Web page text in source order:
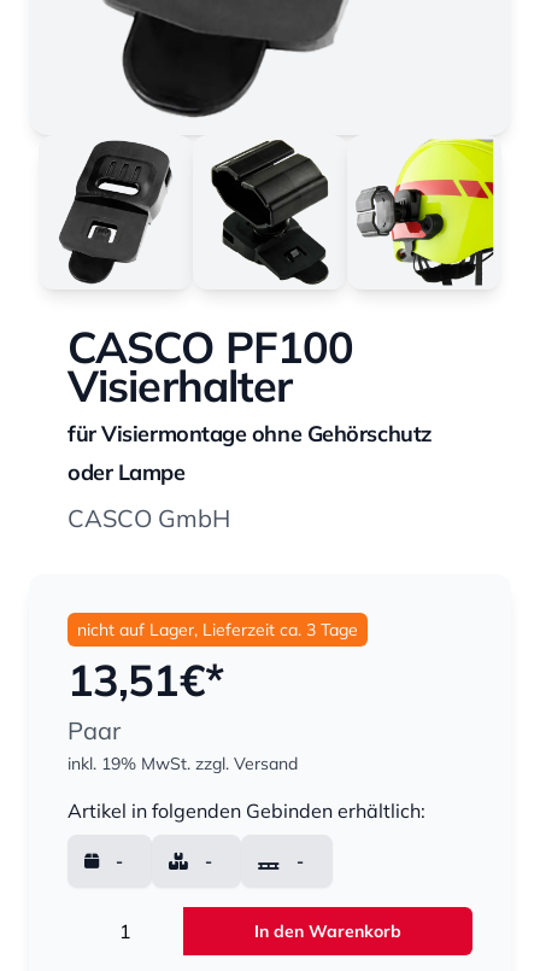
CASCO PF100
Visierhalter
für Visiermontage ohne Gehörschutz
oder Lampe
CASCO GmbH
nicht auf Lager, Lieferzeit ca. 3 Tage
13,51€*
Paar
inkl. 19% MwSt. zzgl. Versand
Artikel in folgenden Gebinden erhältlich:
- - -
In den Warenkorb